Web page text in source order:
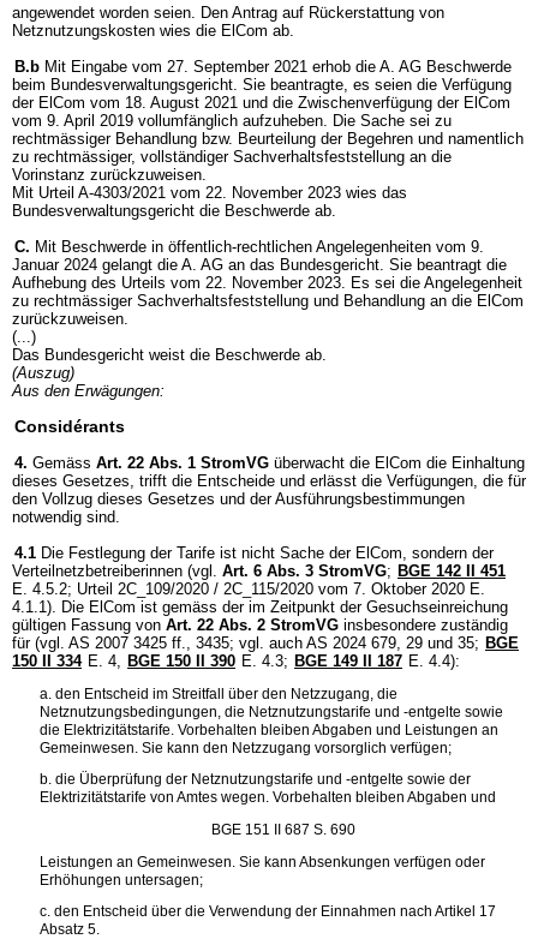
angewendet worden seien. Den Antrag auf Rückerstattung von
Netznutzungskosten wies die ElCom ab.
B.b Mit Eingabe vom 27. September 2021 erhob die A. AG Beschwerde
beim Bundesverwaltungsgericht. Sie beantragte, es seien die Verfügung
der ElCom vom 18. August 2021 und die Zwischenverfügung der ElCom
vom 9. April 2019 vollumfänglich aufzuheben. Die Sache sei zu
rechtmässiger Behandlung bzw. Beurteilung der Begehren und namentlich
zu rechtmässiger, vollständiger Sachverhaltsfeststellung an die
Vorinstanz zurückzuweisen.
Mit Urteil A-4303/2021 vom 22. November 2023 wies das
Bundesverwaltungsgericht die Beschwerde ab.
C. Mit Beschwerde in öffentlich-rechtlichen Angelegenheiten vom 9.
Januar 2024 gelangt die A. AG an das Bundesgericht. Sie beantragt die
Aufhebung des Urteils vom 22. November 2023. Es sei die Angelegenheit
zu rechtmässiger Sachverhaltsfeststellung und Behandlung an die ElCom
zurückzuweisen.
(...)
Das Bundesgericht weist die Beschwerde ab.
(Auszug)
Aus den Erwägungen:
Considérants
4. Gemäss Art. 22 Abs. 1 StromVG überwacht die ElCom die Einhaltung
dieses Gesetzes, trifft die Entscheide und erlässt die Verfügungen, die für
den Vollzug dieses Gesetzes und der Ausführungsbestimmungen
notwendig sind.
4.1 Die Festlegung der Tarife ist nicht Sache der ElCom, sondern der
Verteilnetzbetreiberinnen (vgl. Art. 6 Abs. 3 StromVG; BGE 142 II 451
E. 4.5.2; Urteil 2C_109/2020 / 2C_115/2020 vom 7. Oktober 2020 E.
4.1.1). Die ElCom ist gemäss der im Zeitpunkt der Gesuchseinreichung
gültigen Fassung von Art. 22 Abs. 2 StromVG insbesondere zuständig
für (vgl. AS 2007 3425 ff., 3435; vgl. auch AS 2024 679, 29 und 35; BGE
150 II 334 E. 4, BGE 150 II 390 E. 4.3; BGE 149 II 187 E. 4.4):
a. den Entscheid im Streitfall über den Netzzugang, die
Netznutzungsbedingungen, die Netznutzungstarife und -entgelte sowie
die Elektrizitätstarife. Vorbehalten bleiben Abgaben und Leistungen an
Gemeinwesen. Sie kann den Netzzugang vorsorglich verfügen;
b. die Überprüfung der Netznutzungstarife und -entgelte sowie der
Elektrizitätstarife von Amtes wegen. Vorbehalten bleiben Abgaben und
BGE 151 II 687 S. 690
Leistungen an Gemeinwesen. Sie kann Absenkungen verfügen oder
Erhöhungen untersagen;
c. den Entscheid über die Verwendung der Einnahmen nach Artikel 17
Absatz 5.